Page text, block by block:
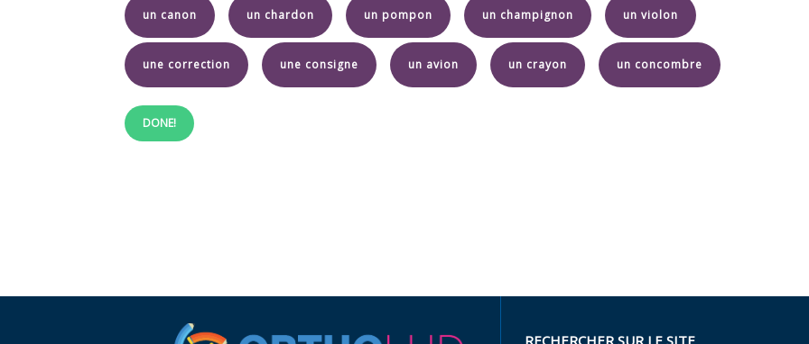
un canon un chardon un pompon un champignon un violon
une correction une consigne un avion un crayon un concombre
DONE!
RECHERCHER SUR LE SITE